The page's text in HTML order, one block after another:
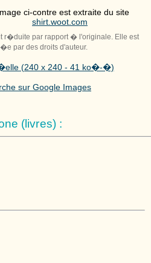
ci-contre est extraite du site
shirt.woot.com
r�duite par rapport � l'originale. Elle est
par des droits d'auteur.
(240 x 240 - 41 ko�-�)
sur Google Images
(livres) :